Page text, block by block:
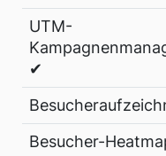
UTM-
✔
Besucher-